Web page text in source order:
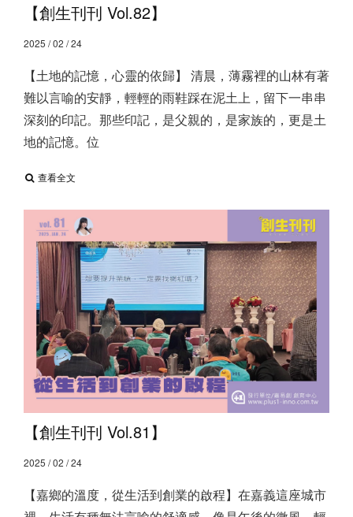
【創生刊刊 Vol.82】
2025 / 02 / 24
【土地的記憶，心靈的依歸】 清晨，薄霧裡的山林有著
難以言喻的安靜，輕輕的雨鞋踩在泥土上，留下一串串
深刻的印記。那些印記，是父親的，是家族的，更是土
地的記憶。位
查看全文
【創生刊刊 Vol.81】
2025 / 02 / 24
【嘉鄉的溫度，從生活到創業的啟程】 ​ 在嘉義這座城市